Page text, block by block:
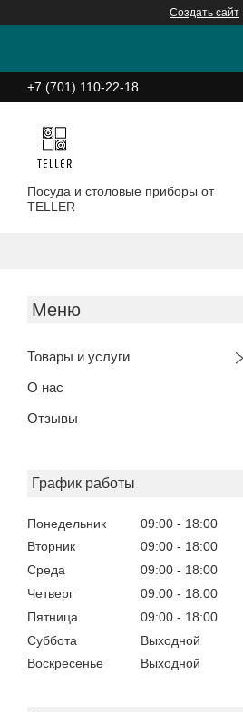
Создать сайт
+7 (701) 110-22-18
Посуда и столовые приборы от
TELLER
Товары и услуги
О нас
Отзывы
График работы
Понедельник 09:00
18:00
Вторник
09:00
18:00
Среда
09:00
18:00
Четверг
09:00
18:00
Пятница
09:00
18:00
Суббота
Выходной
Воскресенье
Выходной